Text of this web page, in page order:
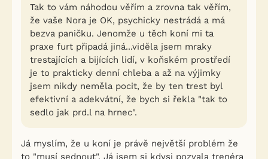
Tak to vám náhodou věřím a zrovna tak věřím,
že vaše Nora je OK, psychicky nestrádá a má
bezva paničku. Jenomže u těch koní mi ta
praxe furt připadá jiná...viděla jsem mraky
trestajících a bijících lidí, v koňském prostředí
je to prakticky denní chleba a až na výjimky
jsem nikdy neměla pocit, že by ten trest byl
efektivní a adekvátní, že bych si řekla "tak to
sedlo jak prd.l na hrnec".
Já myslím, že u koní je právě největší problém že
to "musí sednout". Já jsem si kdysi pozvala trenéra